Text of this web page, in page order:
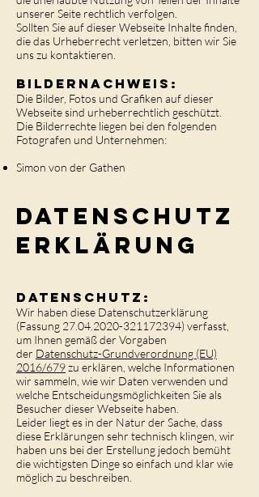
unserer Seite rechtlich verfolgen.
Sollten Sie auf dieser Webseite Inhalte finden,
die das Urheberrecht verletzen, bitten wir Sie
uns zu kontaktieren.
Bildernachweis:
Die Bilder, Fotos und Grafiken auf dieser
Webseite sind urheberrechtlich geschützt.
Die Bilderrechte liegen bei den folgenden
Fotografen und Unternehmen:
Simon von der Gathen
Datenschutz
erklärung
Datenschutz:
Wir haben diese Datenschutzerklärung
(Fassung 27.04.2020-321172394) verfasst,
um Ihnen gemäß der Vorgaben
der Datenschutz-Grundverordnung (EU)
2016/679zu erklären, welche Informationen
wir sammeln, wie wir Daten verwenden und
welche Entscheidungsmöglichkeiten Sie als
Besucher dieser Webseite haben.
Leider liegt es in der Natur der Sache, dass
diese Erklärungen sehr technisch klingen, wir
haben uns bei der Erstellung jedoch bemüht
die wichtigsten Dinge so einfach und klar wie
möglich zu beschreiben.